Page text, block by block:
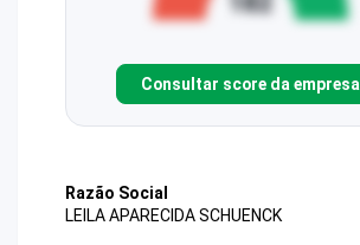
Consultar score da empresa
Razão Social
LEILA APARECIDA SCHUENCK